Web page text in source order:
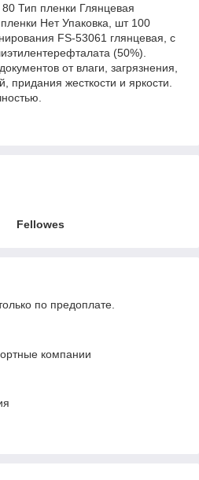
Тип пленки Глянцевая
Нет Упаковка, шт 100
FS-53061 глянцевая, с
(50%).
от влаги, загрязнения,
придания жесткости и яркости.
Fellowes
по предоплате.
компании